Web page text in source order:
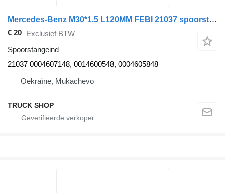
Mercedes-Benz M30*1.5 L120MM FEBI 21037 spoorstangeind voor Mercedes-Benz ACTROS 1, MP2, MP3, ATEGO 1; SETRA S400 04.96- vrachtwagen
€ 20 Exclusief BTW
Spoorstangeind
21037 0004607148, 0014600548, 0004605848
Oekraïne, Mukachevo
TRUCK SHOP